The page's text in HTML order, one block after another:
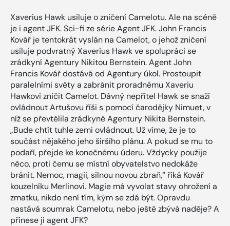
Xaverius Hawk usiluje o zničení Camelotu. Ale na scéně
je i agent JFK. Sci-fi ze série Agent JFK. John Francis
Kovář je tentokrát vyslán na Camelot, o jehož zničení
usiluje podvratný Xaverius Hawk ve spolupráci se
zrádkyní Agentury Nikitou Bernstein. Agent John
Francis Kovář dostává od Agentury úkol. Prostoupit
paralelními světy a zabránit proradnému Xaveriu
Hawkovi zničit Camelot. Dávný nepřítel Hawk se snaží
ovládnout Artušovu říši s pomocí čarodějky Nimuet, v
níž se převtělila zrádkyně Agentury Nikita Bernstein.
„Bude chtít tuhle zemi ovládnout. Už víme, že je to
součást nějakého jeho širšího plánu. A pokud se mu to
podaří, přejde ke konečnému úderu. Vždycky použije
něco, proti čemu se místní obyvatelstvo nedokáže
bránit. Nemoc, magii, silnou novou zbraň,“ říká Kovář
kouzelníku Merlinovi. Magie má vyvolat stavy ohrožení a
zmatku, nikdo není tím, kým se zdá být. Opravdu
nastává soumrak Camelotu, nebo ještě zbývá naděje? A
přinese ji agent JFK?